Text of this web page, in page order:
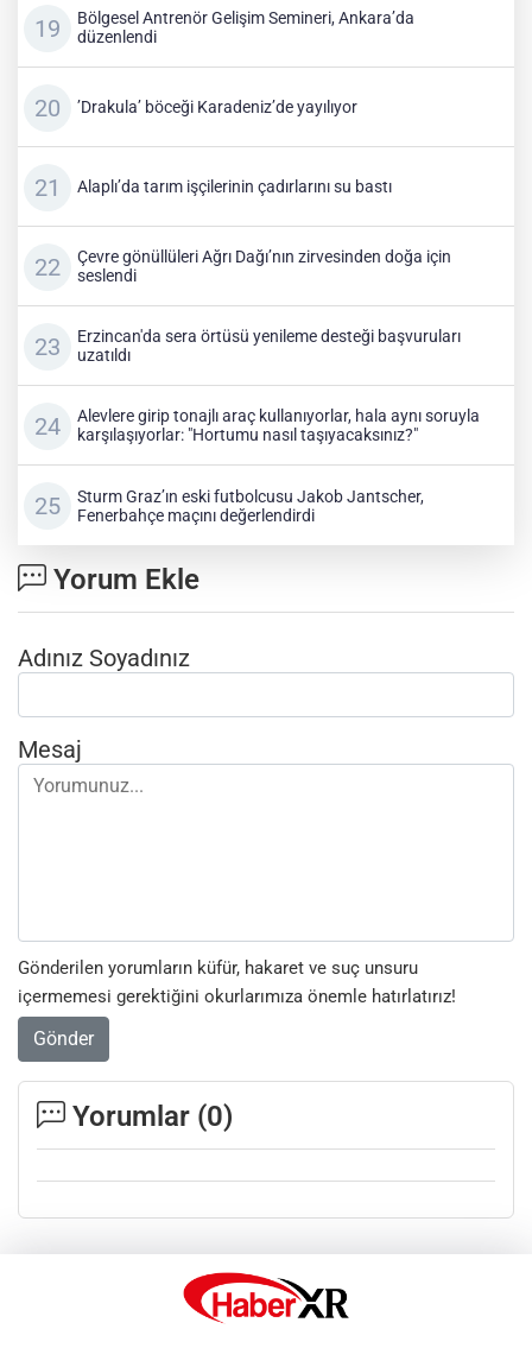
Bölgesel Antrenör Gelişim Semineri, Ankara’da
düzenlendi
’Drakula’ böceği Karadeniz’de yayılıyor
Alaplı’da tarım işçilerinin çadırlarını su bastı
Çevre gönüllüleri Ağrı Dağı’nın zirvesinden doğa için
seslendi
Erzincan'da sera örtüsü yenileme desteği başvuruları
uzatıldı
Alevlere girip tonajlı araç kullanıyorlar, hala aynı soruyla
karşılaşıyorlar: "Hortumu nasıl taşıyacaksınız?"
Sturm Graz’ın eski futbolcusu Jakob Jantscher,
Fenerbahçe maçını değerlendirdi
Yorum Ekle
Adınız Soyadınız
Mesaj
Gönderilen yorumların küfür, hakaret ve suç unsuru
içermemesi gerektiğini okurlarımıza önemle hatırlatırız!
Gönder
Yorumlar (0)